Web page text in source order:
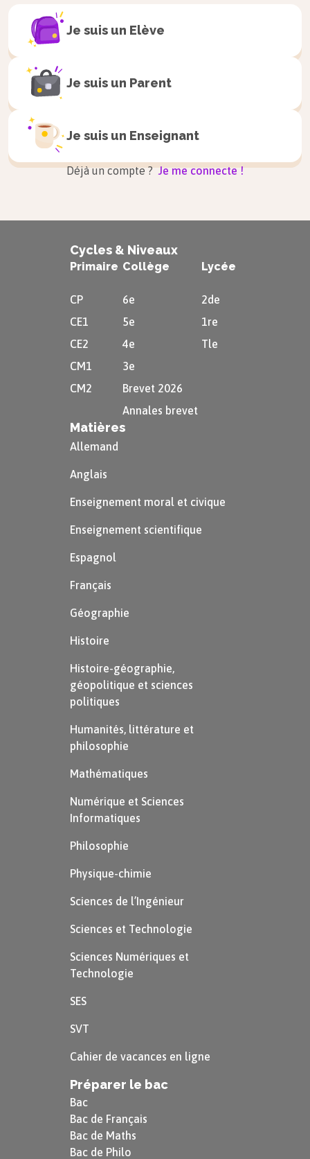
Il est possible de caractériser une DP.
fonctionnelle estélémentaire
Dépendance fonctionnelle
élémentaire
DF élémentaire :
Soient $A$ et $B$ deux ensembles
La dépendance $A \rightarrow B$ est
élémentaire s'il n'existe pas un attribut
$C$ contenu dans $A$ tel que $C
\rightarrow B$.
Schéma relationnel de la base de données du
Adherent(idAdherent, nomAdherent, prenom,
Recette(idRecette, nomRecette, niveau, duree,
idRecette : clé primaire
idAdherent : clé étrangère en référence à
idIngredient : clé primaire
idRecette, idIngredient, quantite, unite,
idRecette : clé étrangère en référence à
à idIngredient dans ingredient
$(idIngredient, idRecette) \rightarrow
nomIngredient$ : à une valeur du couple
$(idIngredient, idRecette)$ correspond
Je suis un Elève
Je suis un Parent
Je suis un Enseignant
Déjà un compte ? Je me connecte !
Cycles & Niveaux
Primaire
CP
CE1
CE2
CM1
CM2
Collège
6e
5e
4e
3e
Brevet 2026
Annales brevet
Lycée
2de
1re
Tle
Matières
Allemand
Anglais
Enseignement moral et civique
Enseignement scientifique
Espagnol
Français
Géographie
Histoire
Histoire-géographie,
géopolitique et sciences
politiques
Humanités, littérature et
philosophie
Mathématiques
Numérique et Sciences
Informatiques
Philosophie
Physique-chimie
Sciences de l’Ingénieur
Sciences et Technologie
Sciences Numériques et
Technologie
SES
SVT
Cahier de vacances en ligne
Préparer le bac
Bac
Bac de Français
Bac de Maths
Bac de Philo